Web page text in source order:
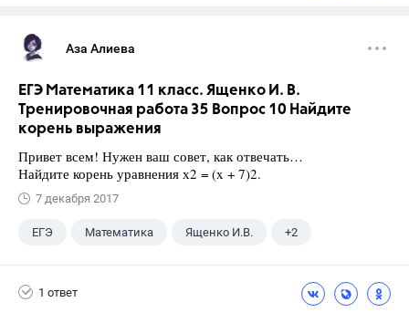
Аза Алиева
ЕГЭ Математика 11 класс. Ященко И. В.
Тренировочная работа 35 Вопрос 10 Найдите
корень выражения
Привет всем! Нужен ваш совет, как отвечать…
Найдите корень уравнения х2 = (x + 7)2.
7 декабря 2017
ЕГЭ Математика Ященко И.В. +2
1 ответ